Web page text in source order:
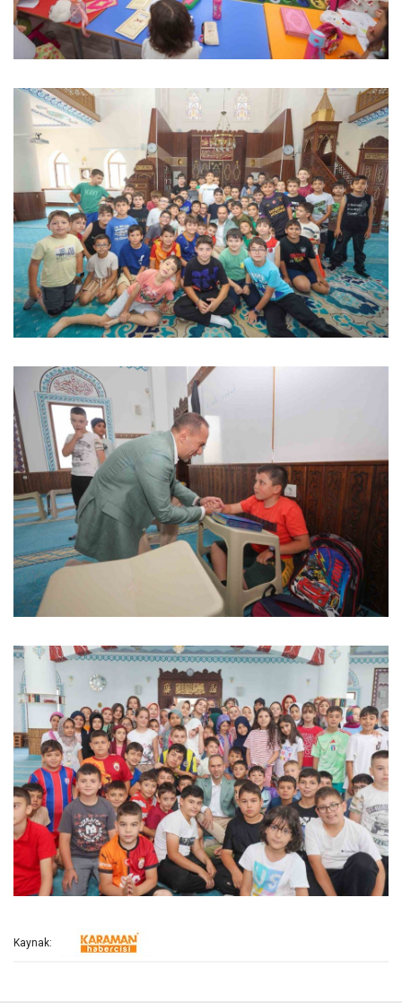
Kaynak: